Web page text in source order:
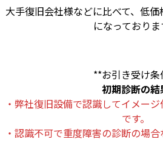
大手復旧会社様などに比べて、低
になっておりま
**お引き受け
初期診断の結
・弊社復旧設備で認識してイメー
です。
・認識不可で重度障害の診断の場